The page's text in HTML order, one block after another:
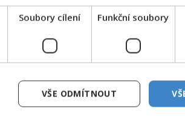
Soubory cílení Funkční soubory
VŠE ODMÍTNOUT